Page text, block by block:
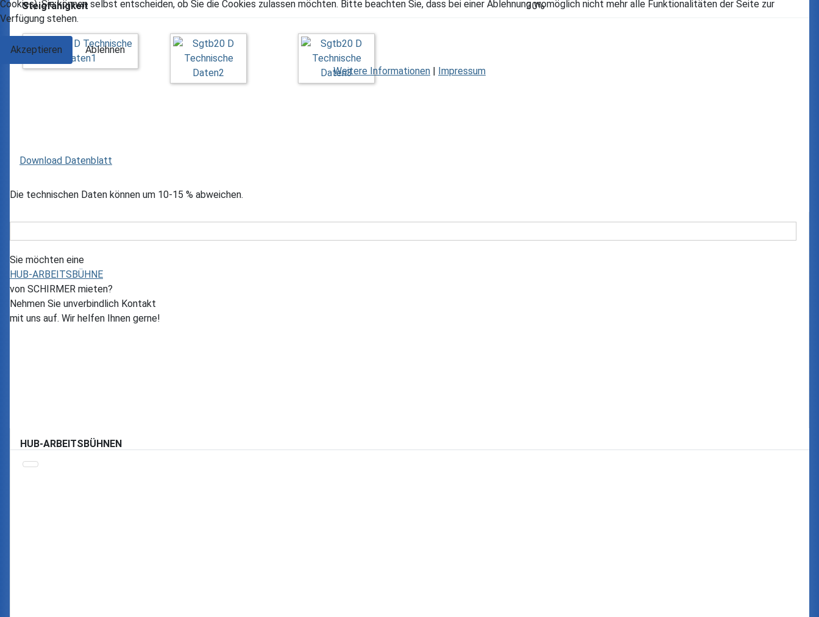
HUB-ARBEITSBÜHNEN
Steigfähigkeit
30%
Download Datenblatt
Die technischen Daten können um 10-15 % abweichen.
Sie möchten eine
HUB-ARBEITSBÜHNE
von SCHIRMER mieten?
Nehmen Sie unverbindlich Kontakt
mit uns auf. Wir helfen Ihnen gerne!
Cookies). Sie können selbst entscheiden, ob Sie die Cookies zulassen möchten. Bitte beachten Sie, dass bei einer Ablehnung womöglich nicht mehr alle Funktionalitäten der Seite zur
Verfügung stehen.
Akzeptieren
Ablehnen
Weitere Informationen | Impressum